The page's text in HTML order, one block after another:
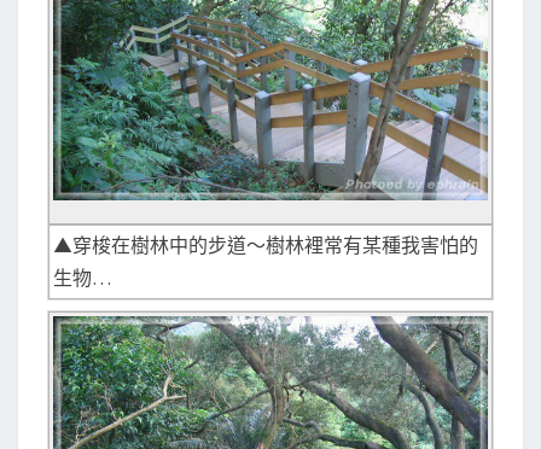
▲穿梭在樹林中的步道～樹林裡常有某種我害怕的
生物…